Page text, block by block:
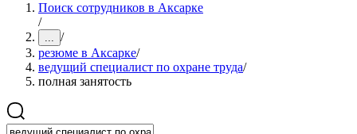
Поиск сотрудников в Аксарке
/
... /
резюме в Аксарке/
ведущий специалист по охране труда/
полная занятость